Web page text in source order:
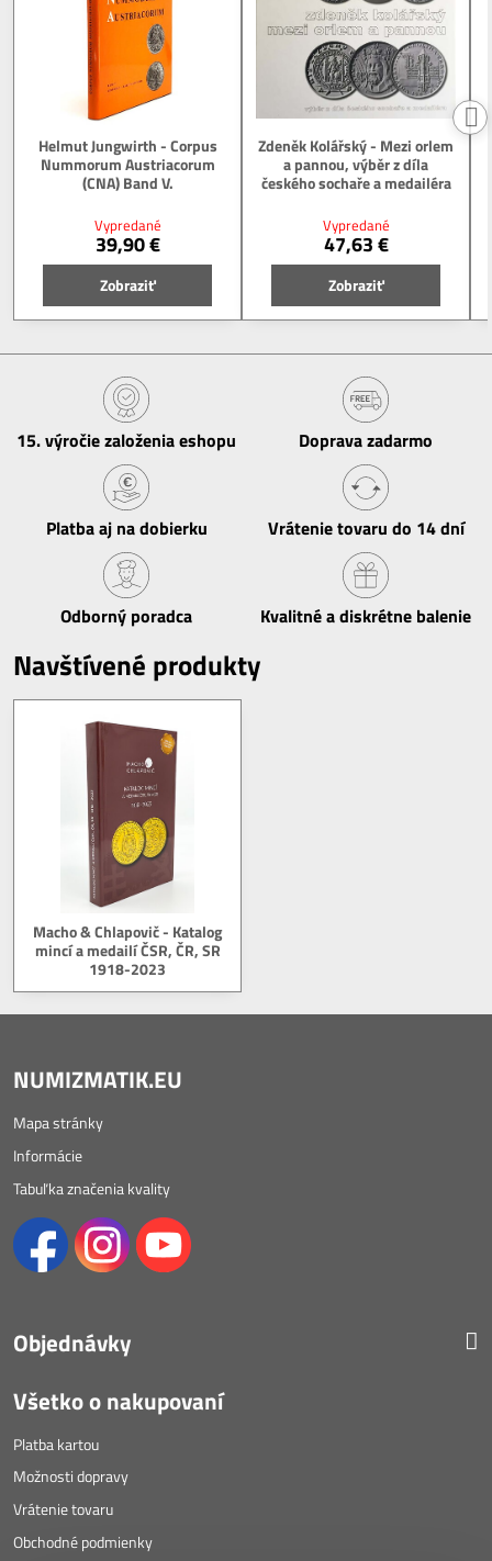
Helmut Jungwirth - Corpus
Nummorum Austriacorum
(CNA) Band V.
Vypredané
39,90 €
Zobraziť
Zdeněk Kolářský - Mezi orlem
a pannou, výběr z díla
českého sochaře a medailéra
Vypredané
47,63 €
Zobraziť
15​. výročie založenia eshopu Doprava zadarmo
Platba aj na dobierku Vrátenie tovaru do 14 dní
Odborný poradca Kvalitné a diskrétne balenie
Navštívené produkty
Macho & Chlapovič - Katalog
mincí a medailí ČSR, ČR, SR
1918-2023
NUMIZMATIK.EU
Mapa stránky
Informácie
Tabuľka značenia kvality
Objednávky
Všetko o nakupovaní
Platba kartou
Možnosti dopravy
Vrátenie tovaru
Obchodné podmienky